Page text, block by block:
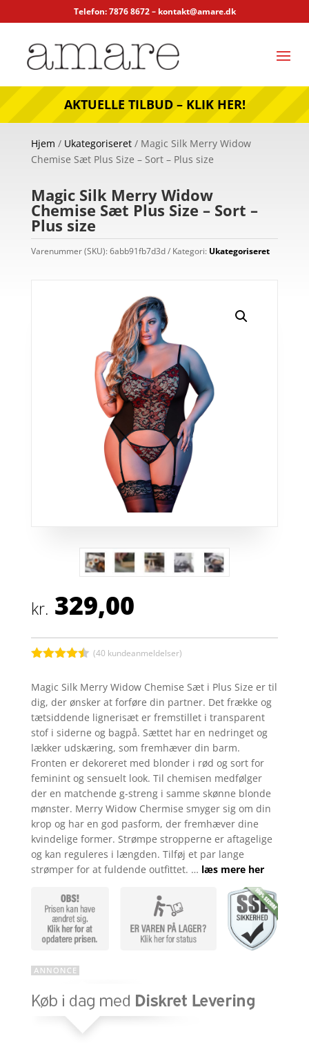
Telefon: 7876 8672 – kontakt@amare.dk
AKTUELLE TILBUD – KLIK HER!
Hjem / Ukategoriseret/ Magic Silk Merry Widow
Chemise Sæt Plus Size – Sort – Plus size
Magic Silk Merry Widow
Chemise Sæt Plus Size – Sort –
Plus size
Varenummer (SKU): 6abb91fb7d3d Kategori: Ukategoriseret
kr. 329,00
ud af 5
baseret
på
kundebedø
mmelser
(40 kundeanmeldelser)
Magic Silk Merry Widow Chemise Sæt i Plus Size er til
dig, der ønsker at forføre din partner. Det frække og
tætsiddende lignerisæt er fremstillet i transparent
stof i siderne og bagpå. Sættet har en nedringet og
lækker udskæring, som fremhæver din barm.
Fronten er dekoreret med blonder i rød og sort for
feminint og sensuelt look. Til chemisen medfølger
der en matchende g-streng i samme skønne blonde
mønster. Merry Widow Chermise smyger sig om din
krop og har en god pasform, der fremhæver dine
kvindelige former. Strømpe stropperne er aftagelige
og kan reguleres i længden. Tilføj et par lange
strømper for at fuldende outfittet. … læs mere her